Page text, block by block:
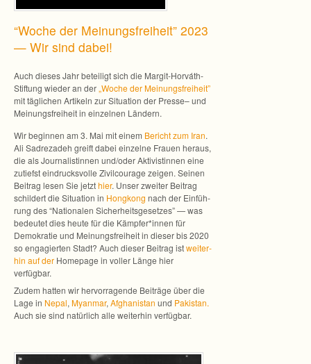
“Woche der Mei­nungs­frei­heit” 2023
— Wir sind dabei!
Auch die­ses Jahr betei­ligt sich die Margit-Horváth-
Stiftung wie­der an der„Woche der Mei­nungs­frei­heit”
mit täg­li­chen Arti­keln zur Situa­tion der Presse– und
Mei­nungs­frei­heit in ein­zel­nen Ländern.
Wir begin­nen am 3. Mai mit einem Bericht zum Iran.
Ali Sad­re­z­a­deh greift dabei ein­zelne Frauen her­aus,
die als Jour­na­lis­tin­nen und/oder Akti­vis­tin­nen eine
zutiefst ein­drucks­volle Zivil­cou­rage zei­gen. Sei­nen
Bei­trag lesen Sie jetzthier. Unser zwei­ter Bei­trag
schil­dert die Situa­tion in Hong­kong nach der Ein­füh­
rung des “Natio­na­len Sicher­heits­ge­set­zes” — was
bedeu­tet dies heute für die Kämpfer*innen für
Demo­kra­tie und Mei­nungs­frei­heit in die­ser bis 2020
so enga­gier­ten Stadt? Auch die­ser Bei­trag istwei­ter­
hin auf der Home­page in vol­ler Länge hier
verfügbar.
Zudem hat­ten wir her­vor­ra­gende Bei­träge über die
Lage in Nepal, Myan­mar, Afgha­nis­tan und Pakis­tan.
Auch sie sind natür­lich alle wei­ter­hin verfügbar.